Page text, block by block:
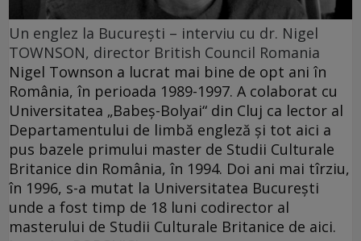
Un englez la Bucureşti – interviu cu dr. Nigel
TOWNSON, director British Council Romania
Nigel Townson a lucrat mai bine de opt ani în
România, în perioada 1989-1997. A colaborat cu
Universitatea „Babeş-Bolyai“ din Cluj ca lector al
Departamentului de limbă engleză şi tot aici a
pus bazele primului master de Studii Culturale
Britanice din România, în 1994. Doi ani mai tîrziu,
în 1996, s-a mutat la Universitatea Bucureşti
unde a fost timp de 18 luni codirector al
masterului de Studii Culturale Britanice de aici.